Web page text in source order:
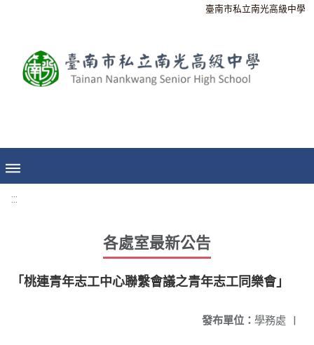
臺南市私立南光高級中學
:::
各處室最新公告
「桃連青年志工中心聯繫會議之青年志工同樂會」
發布單位： 學務處 |